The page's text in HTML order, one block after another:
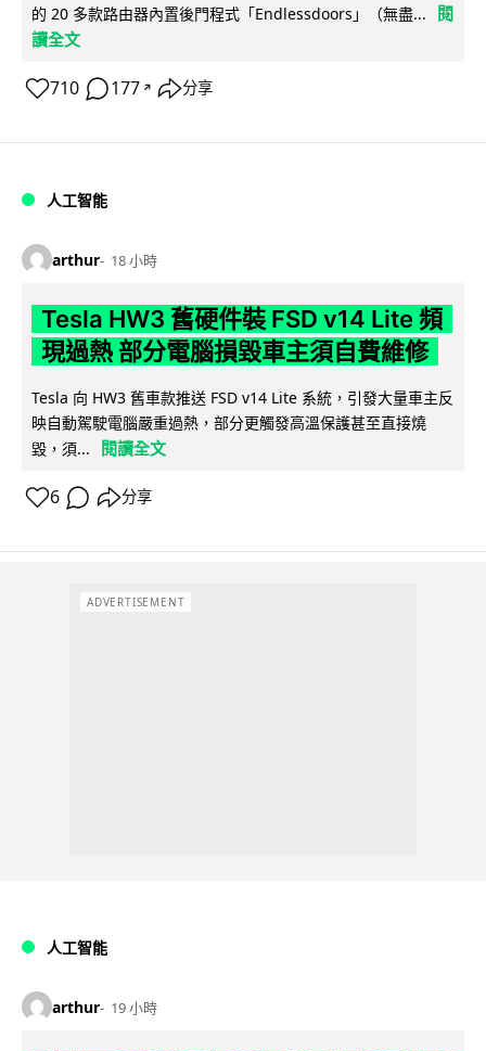
的 20 多款路由器內置後門程式「Endlessdoors」（無盡...
閱
讀全文
710 177 ↗ 分享
人工智能
arthur 18 小時
Tesla HW3 舊硬件裝 FSD v14 Lite 頻
現過熱 部分電腦損毀車主須自費維修
Tesla 向 HW3 舊車款推送 FSD v14 Lite 系統，引發大量車主反
映自動駕駛電腦嚴重過熱，部分更觸發高溫保護甚至直接燒
毀，須...
閱讀全文
6 分享
ADVERTISEMENT
人工智能
arthur 19 小時